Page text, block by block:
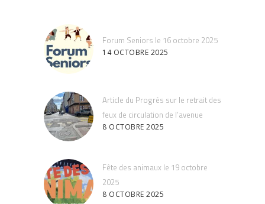
Forum Seniors le 16 octobre 2025
14 OCTOBRE 2025
Article du Progrès sur le retrait des
feux de circulation de l’avenue
8 OCTOBRE 2025
Fête des animaux le 19 octobre
2025
8 OCTOBRE 2025